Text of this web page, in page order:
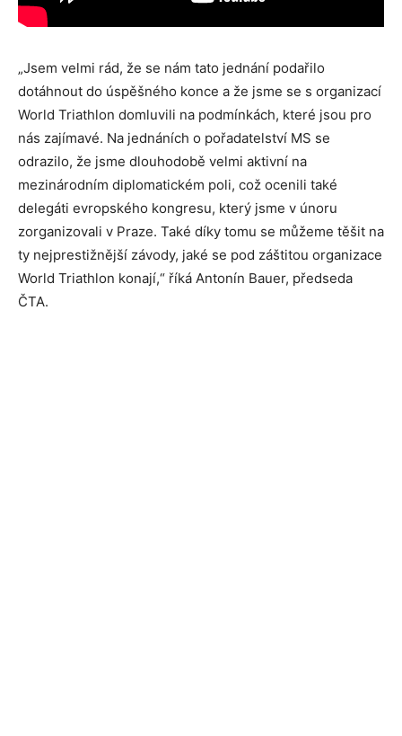
„Jsem velmi rád, že se nám tato jednání podařilo
dotáhnout do úspěšného konce a že jsme se s organizací
World Triathlon domluvili na podmínkách, které jsou pro
nás zajímavé. Na jednáních o pořadatelství MS se
odrazilo, že jsme dlouhodobě velmi aktivní na
mezinárodním diplomatickém poli, což ocenili také
delegáti evropského kongresu, který jsme v únoru
zorganizovali v Praze. Také díky tomu se můžeme těšit na
ty nejprestižnější závody, jaké se pod záštitou organizace
World Triathlon konají,“ říká Antonín Bauer, předseda
ČTA.